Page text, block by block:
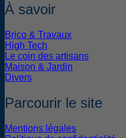
À savoir
Brico & Travaux
High Tech
Le coin des artisans
Maison & Jardin
Divers
Parcourir le site
Mentions légales